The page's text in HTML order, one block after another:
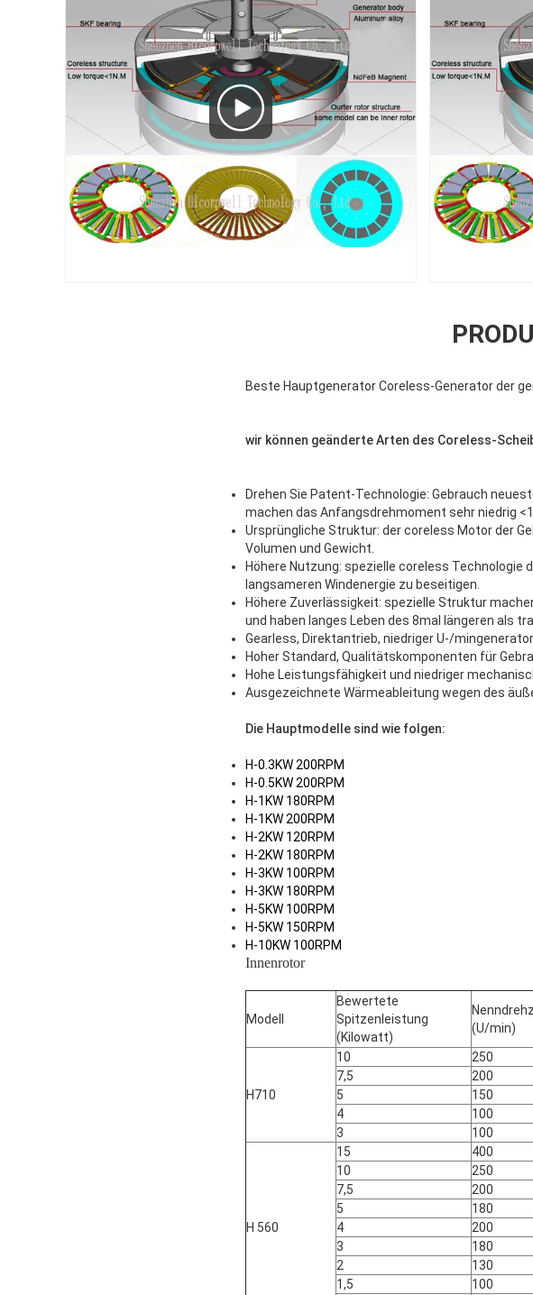
Beste Hauptgenerator Coreless-Generator der
wir können geänderte Arten des Coreless-
Drehen Sie Patent-Technologie: Gebrauch
machen das Anfangsdrehmoment sehr niedrig
Ursprüngliche Struktur: der coreless Motor der
Volumen und Gewicht.
Höhere Nutzung: spezielle coreless Technologie
langsameren Windenergie zu beseitigen.
Höhere Zuverlässigkeit: spezielle Struktur
und haben langes Leben des 8mal längeren als
Gearless, Direktantrieb, niedriger U-/
Hoher Standard, Qualitätskomponenten für
Hohe Leistungsfähigkeit und niedriger
Ausgezeichnete Wärmeableitung wegen des
Die Hauptmodelle sind wie folgen:
H-0.3KW 200RPM
H-0.5KW 200RPM
H-1KW 180RPM
H-1KW 200RPM
H-2KW 120RPM
H-2KW 180RPM
H-3KW 100RPM
H-3KW 180RPM
H-5KW 100RPM
H-5KW 150RPM
H-10KW 100RPM
Innenrotor
Modell
Bewertete
Spitzenleistung
(Kilowatt)
(U/min)
H710
10 250
7,5 200
5
150
4
100
3
100
H 560
15 400
10 250
7,5
200
5
180
4
200
3 180
2
130
1,5
100